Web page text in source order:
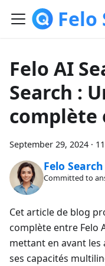
Felo
Felo AI
Search :
September 29, 2024 ·
Felo
Committed to
Cet article de blog
complète entre Felo
mettant en avant les
ses capacités